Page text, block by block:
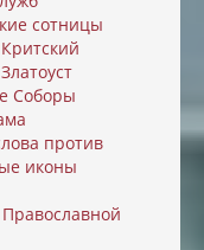
сотницы
Соборы
против
иконы